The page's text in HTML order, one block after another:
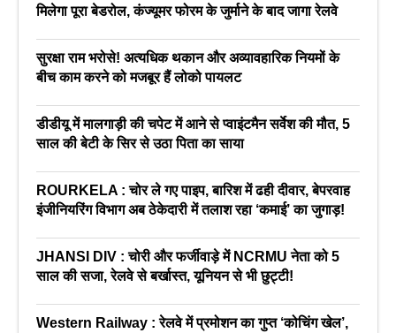
मिलेगा पूरा बेडरोल, कंज्यूमर फोरम के जुर्माने के बाद जागा रेलवे
सुरक्षा राम भरोसे! अत्यधिक थकान और अव्यावहारिक नियमों के
बीच काम करने को मजबूर हैं लोको पायलट
डीडीयू में मालगाड़ी की चपेट में आने से प्वाइंटमैन सर्वेश की मौत, 5
साल की बेटी के सिर से उठा पिता का साया
ROURKELA : चोर ले गए पाइप, बारिश में ढही दीवार, बेपरवाह
इंजीनियरिंग विभाग अब ठेकेदारी में तलाश रहा ‘कमाई’ का जुगाड़!
JHANSI DIV : चोरी और फर्जीवाड़े में NCRMU नेता को 5
साल की सजा, रेलवे से बर्खास्त, यूनियन से भी छुट्टी!
Western Railway : रेलवे में प्रमोशन का गुप्त ‘कोचिंग खेल’,